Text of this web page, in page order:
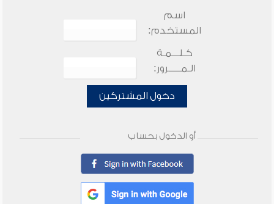
اسم
المستخدم:
كـلـــمـة
الـمـــــرور:
دخول المشتركين
أو الدخول بحساب